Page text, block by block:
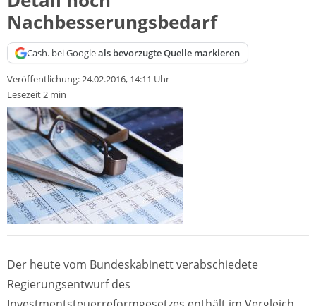
Nachbesserungsbedarf
Cash. bei Googleals bevorzugte Quelle markieren
Veröffentlichung:24.02.2016, 14:11 Uhr
Lesezeit 2 min
Der heute vom Bundeskabinett verabschiedete
Regierungsentwurf des